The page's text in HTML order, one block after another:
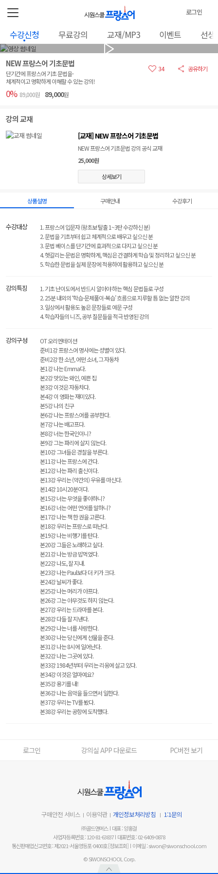
인
로그인
수강신청 무료강의 교재/MP3 이벤트 선생
NEW 프랑스어 기초문법
단기간에 프랑스어 기초 문법을-
체계적이고 명확하게 이해할 수 있는 강의!
0% 89,000원 89,000원
34 공유하기
강의 교재
[교재] NEW 프랑스어 기초문법
NEW 프랑스어 기초문법 강의 공식 교재
25,000원
상세보기
상품설명 구매안내 수강후기
수강대상
1. 프랑스어 입문자 (왕초보 탈출 1~3탄 수강하신 분)
2. 문법을 기초부터 쉽고 체계적으로 배우고 싶으신 분
3. 문법 베이스를 단기간에 효과적으로 다지고 싶으신 분
4. 헷갈리는 문법은 명확하게, 핵심은 간결하게 학습 및 정리하고 싶으신 분
5. 학습한 문법을 실제 문장에 적용하여 활용하고 싶으신 분
강의특징
1. 기초 난이도에서 반드시 알아야 하는 핵심 문법들로 구성
2. 25분 내외의 ‘학습-문제풀이-복습’ 흐름으로 지루할 틈 없는 알찬 강의
3. 일상에서 활용도 높은 문장들로 예문 구성
4. 학습자들의 니즈, 공부 질문들을 적극 반영된 강의
강의구성
OT 오리엔테이션
준비1강 프랑스어 명사에는 성별이 있다.
준비2강 한 소년, 어떤 소녀, 그 자동차
본1강 나는 Emma다.
본2강 맛있는 와인, 예쁜 집
본3강 이것은 자동차다.
본4강 이 영화는 재미있다.
본5강 나의 친구
본6강 나는 프랑스어를 공부한다.
본7강 나는 배고프다.
본8강 너는 한국인이니?
본9강 그는 파리에 살지 않는다.
본10강 그녀들은 경찰을 부른다.
본11강 나는 프랑스에 간다.
본12강 나는 파리 출신이다.
본13강 우리는 (약간의) 우유를 마신다.
본14강 10시20분이다.
본15강 너는 무엇을 좋아하니?
본16강 너는 어떤 언어를 말하니?
본17강 나는 책 한 권을 고른다.
본18강 우리는 프랑스로 떠난다.
본19강 나는 비행기를 탄다.
본20강 그들은 노래하고 싶다.
본21강 나는 방금 밥먹었다.
본22강 나도, 잘 지내.
본23강 나는 Paul보다 더 키가 크다.
본24강 날씨가 좋다.
본25강 나는 머리가 아프다.
본26강 그는 아무것도 하지 않는다.
본27강 우리는 드라마를 본다.
본28강 다들 잘 지낸다.
본29강 나는 너를 사랑한다.
본30강 나는 당신에게 선물을 준다.
본31강 나는 8시에 일어난다.
본32강 나는 그곳에 있다.
본33강 1984년부터 우리는 리옹에 살고 있다.
본34강 이것은 얼마예요?
본35강 용기를 내!
본36강 나는 음악을 들으면서 일한다.
본37강 우리는 TV를 봤다.
본38강 우리는 공항에 도착했다.
로그인 강의실 APP 다운로드 PC버전 보기
구매안전 서비스 이용약관 개인정보처리방침 1:1문의
㈜골드앤에스 대표 : 양홍걸
사업자등록번호 : 120-81-63837 대표번호 : 02-6409-0878
통신판매업신고번호 : 제2021-서울영등포-0400호[정보조회] 이메일 : siwon@siwonschool.com
© SIWONSCHOOL Corp.